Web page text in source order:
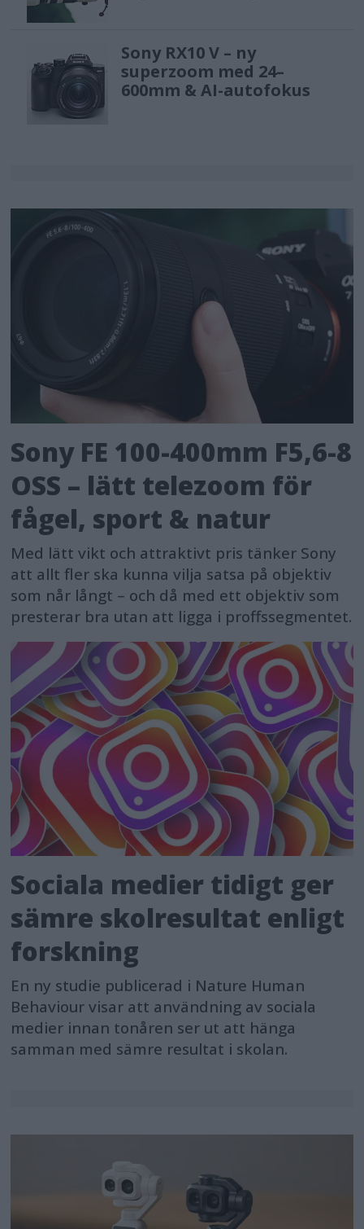
Sony RX10 V – ny
superzoom med 24–
600mm & AI-autofokus
Sony FE 100-400mm F5,6-8
OSS – lätt telezoom för
fågel, sport & natur
Med lätt vikt och attraktivt pris tänker Sony
att allt fler ska kunna vilja satsa på objektiv
som når långt – och då med ett objektiv som
presterar bra utan att ligga i proffssegmentet.
Sociala medier tidigt ger
sämre skolresultat enligt
forskning
En ny studie publicerad i Nature Human
Behaviour visar att användning av sociala
medier innan tonåren ser ut att hänga
samman med sämre resultat i skolan.